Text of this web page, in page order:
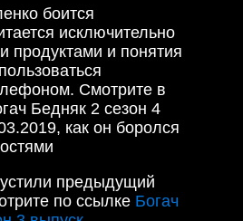
боится
исключительно
продуктами и понятия
Смотрите в
Бедняк 2 сезон 4
как он боролся
предыдущий
по ссылке Богач